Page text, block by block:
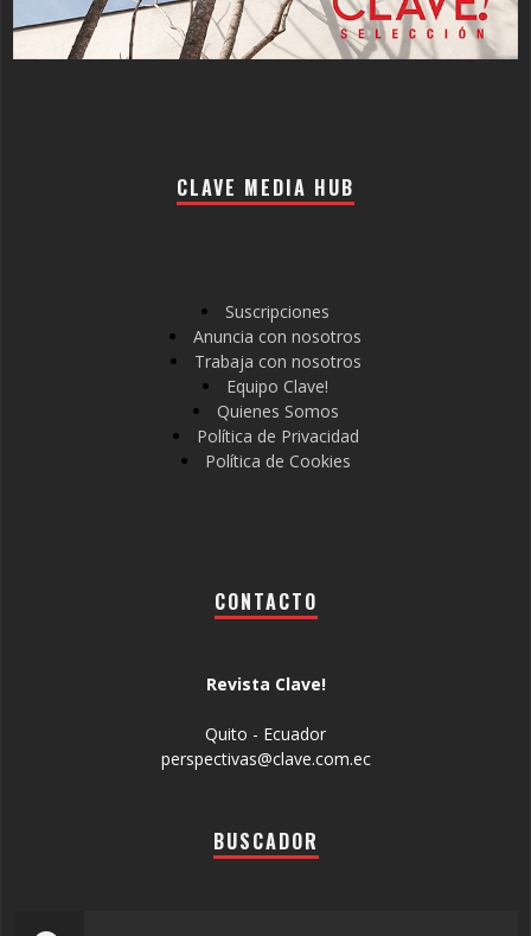
CLAVE MEDIA HUB
Suscripciones
Anuncia con nosotros
Trabaja con nosotros
Equipo Clave!
Quienes Somos
Política de Privacidad
Política de Cookies
CONTACTO
Revista Clave!
Quito - Ecuador
perspectivas@clave.com.ec
BUSCADOR